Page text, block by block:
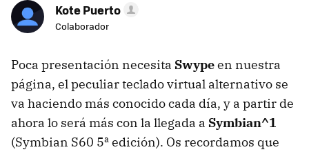
Kote Puerto
Colaborador
Poca presentación necesita Swypeen nuestra
página, el peculiar teclado virtual alternativo se
va haciendo más conocido cada día, y a partir de
ahora lo será más con la llegada a Symbian^1
(Symbian S60 5ª edición). Os recordamos que